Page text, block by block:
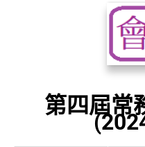
第四屆常